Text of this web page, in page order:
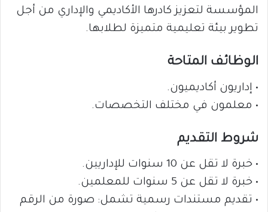
المؤسسة لتعزيز كادرها الأكاديمي والإداري من أجل
تطوير بيئة تعليمية متميزة لطلابها.
الوظائف المتاحة
• إداريون أكاديميون.
• معلمون في مختلف التخصصات.
شروط التقديم
• خبرة لا تقل عن 10 سنوات للإداريين.
• خبرة لا تقل عن 5 سنوات للمعلمين.
• تقديم مستندات رسمية تشمل: صورة من الرقم